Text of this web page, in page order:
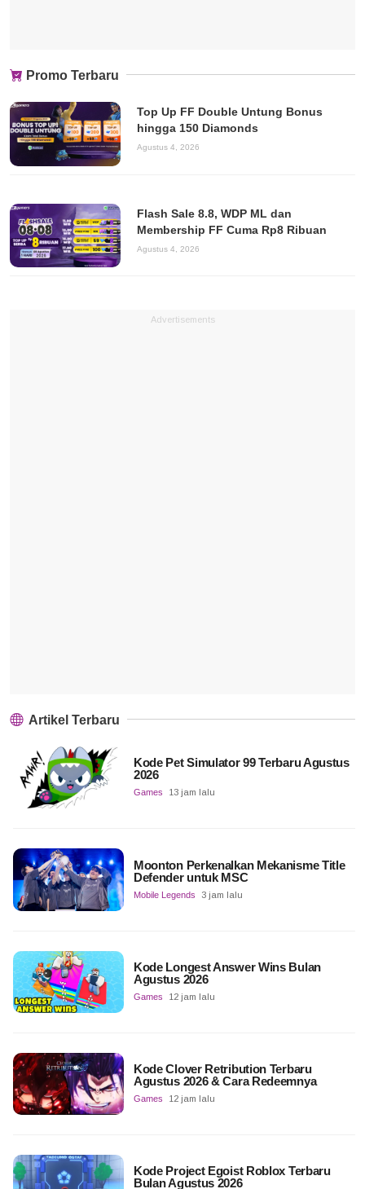
Promo Terbaru
Top Up FF Double Untung Bonus
hingga 150 Diamonds
Agustus 4, 2026
Flash Sale 8.8, WDP ML dan
Membership FF Cuma Rp8 Ribuan
Agustus 4, 2026
Advertisements
Artikel Terbaru
Kode Pet Simulator 99 Terbaru Agustus
2026
Games 13 jam lalu
Moonton Perkenalkan Mekanisme Title
Defender untuk MSC
Mobile Legends 3 jam lalu
Kode Longest Answer Wins Bulan
Agustus 2026
Games 12 jam lalu
Kode Clover Retribution Terbaru
Agustus 2026 & Cara Redeemnya
Games 12 jam lalu
Kode Project Egoist Roblox Terbaru
Bulan Agustus 2026